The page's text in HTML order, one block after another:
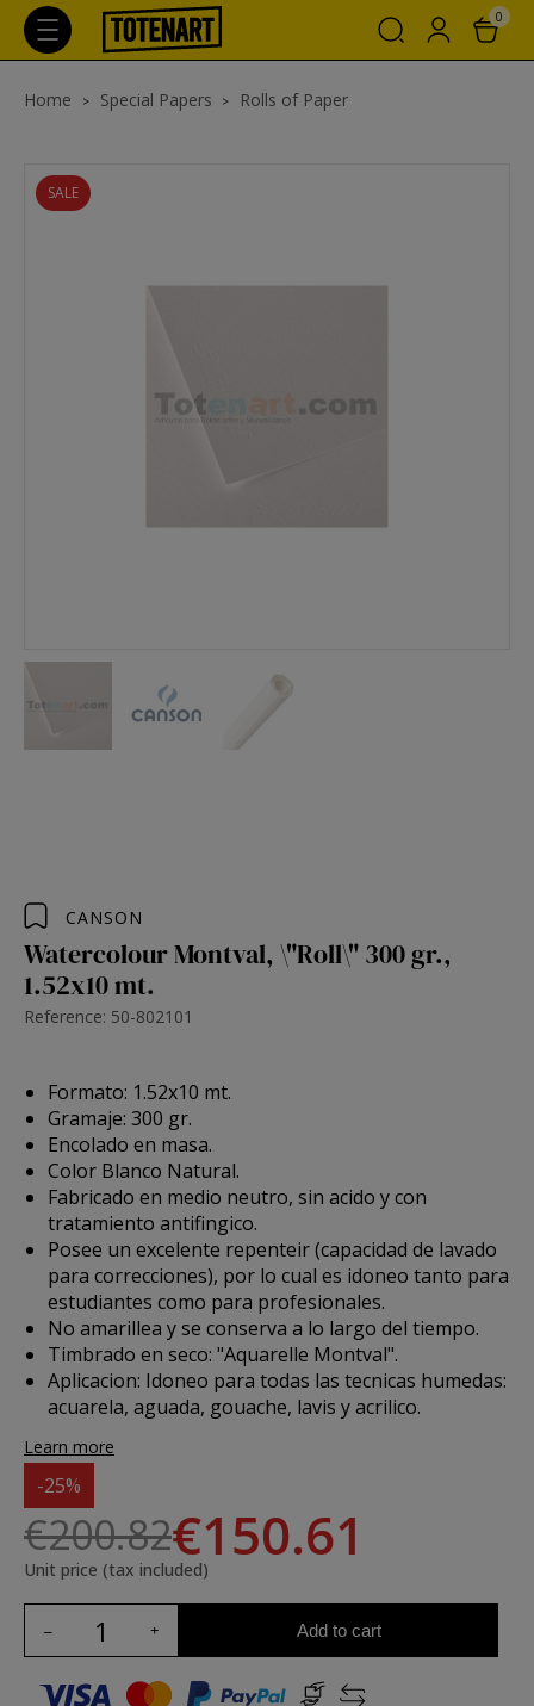
0
Home Special Papers Rolls of Paper
SALE
CANSON
Watercolour Montval, \"Roll\" 300 gr.,
1.52x10 mt.
Reference: 50-802101
Formato: 1.52x10 mt.
Gramaje: 300 gr.
Encolado en masa.
Color Blanco Natural.
Fabricado en medio neutro, sin acido y con
tratamiento antifingico.
Posee un excelente repenteir (capacidad de lavado
para correcciones), por lo cual es idoneo tanto para
estudiantes como para profesionales.
No amarillea y se conserva a lo largo del tiempo.
Timbrado en seco: "Aquarelle Montval".
Aplicacion: Idoneo para todas las tecnicas humedas:
acuarela, aguada, gouache, lavis y acrilico.
Learn more
-25%
€200.82€150.61
Unit price (tax included)
Add to cart